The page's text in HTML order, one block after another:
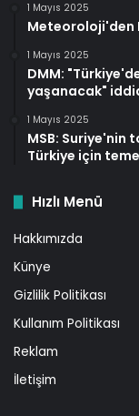
1 Mayıs 2025
Meteoroloji'den
1 Mayıs 2025
DMM:
yaşanacak"
1 Mayıs 2025
MSB: Suriye'nin
Türkiye için
Hızlı Menü
Hakkımızda
Künye
Gizlilik Politikası
Kullanım Politikası
Reklam
İletişim